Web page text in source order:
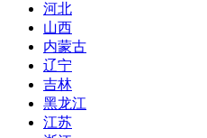
河北
山西
内蒙古
辽宁
吉林
黑龙江
江苏